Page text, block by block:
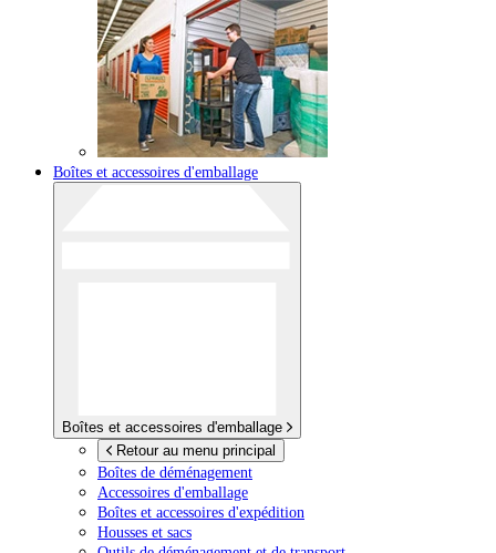
Boîtes et accessoires d'emballage
Boîtes et accessoires d'emballage
Retour au menu principal
Boîtes de déménagement
Accessoires d'emballage
Boîtes et accessoires d'expédition
Housses et sacs